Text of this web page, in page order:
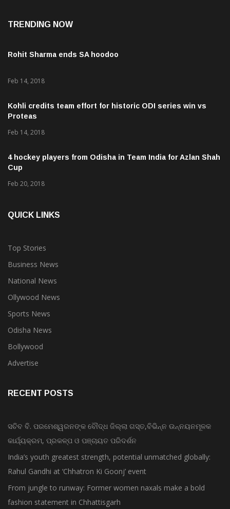
TRENDING NOW
Rohit Sharma ends SA hoodoo
Feb 14, 2018
Kohli credits team effort for historic ODI series win vs
Proteas
Feb 14, 2018
4 hockey players from Odisha in Team India for Azlan Shah
Cup
Feb 20, 2018
QUICK LINKS
Top Stories
Business News
National News
Ollywood News
Sports News
Odisha News
Bollywood
Advertise
RECENT POSTS
ସଚିବ ବି. ପରମେଶ୍ୱରନଙ୍କ ବୌଦ୍ଧ ଜିଲ୍ଲା ଗସ୍ତ,ବିଭିନ୍ନ ଉନ୍ନୟନମୂଳକ
କାର୍ଯ୍ୟକ୍ରମ, ପ୍ରକଳ୍ପ ଓ ପଞ୍ଚାୟତ ପରିଦର୍ଶନ
India’s youth greatest strength, potential unmatched globally:
Rahul Gandhi at ‘Chhatron Ki Goonj’ event
From jungle to runway: Former women naxals make a bold
fashion statement in Chhattisgarh